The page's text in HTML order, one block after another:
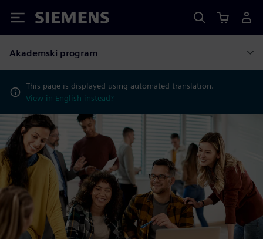
Siemens
Akademski program
This page is displayed using automated translation.
View in English instead?